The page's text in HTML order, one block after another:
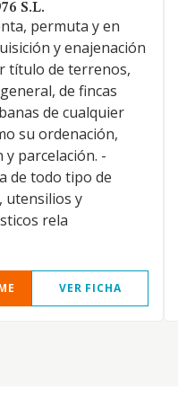
S.L.
permuta y en
y enajenación
título de terrenos,
de fincas
de cualquier
su ordenación,
parcelación. -
de todo tipo de
utensilios y
rela
VER FICHA